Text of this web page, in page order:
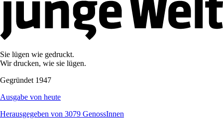
Sie lügen wie gedruckt.
Wir drucken, wie sie lügen.
Gegründet 1947
Ausgabe von heute
Herausgegeben von 3079 GenossInnen